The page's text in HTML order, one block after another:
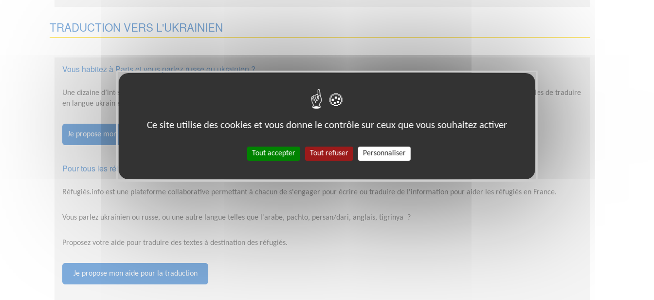
TRADUCTION VERS L'UKRAINIEN
Vous habitez à Paris et vous parlez russe ou ukrainien ?
Une dizaine d’interprètes assurent des traductions au centre d’accueil. France Terre d’Asile, association basée à Paris, recherche des bénévoles capables de traduire
en langue ukrainienne ou en en langue russe.
Je propose mon aide pour la traduction en russe ou en ukrainien
Pour tous les réfugiés, quelle que soit leur langue, vous pouvez proposer votre aide
Réfugiés.info est une plateforme collaborative permettant à chacun de s'engager pour écrire ou traduire de l'information pour aider les réfugiés en France.
Vous parlez ukrainien ou russe, ou une autre langue telles que l'arabe, pachto, persan/dari, anglais, tigrinya ?
Proposez votre aide pour traduire des textes à destination des réfugiés.
Je propose mon aide pour la traduction
Ce site utilise des cookies et vous donne le contrôle sur ceux que vous souhaitez activer
Tout accepter Tout refuser Personnaliser